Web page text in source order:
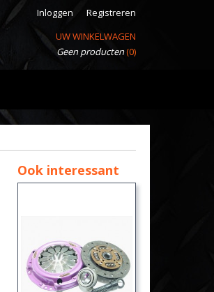
Inloggen
Registreren
UW WINKELWAGEN
Geen producten(0)
Ook interessant